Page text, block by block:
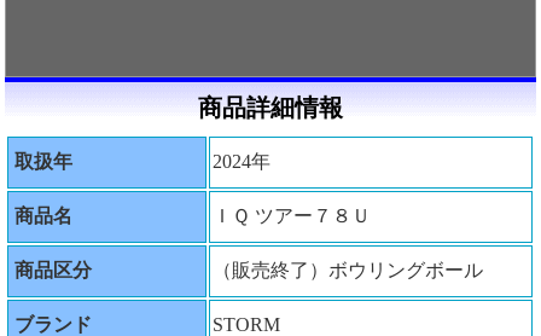
商品詳細情報
取扱年 2024年
商品名 ＩＱ ツアー７８Ｕ
商品区分 （販売終了）ボウリングボール
ブランド STORM